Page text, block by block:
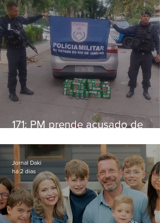
171: PM prende acusado de
Niterói
Jornal Daki
há 2 dias